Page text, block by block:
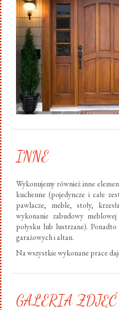
INNE
Wykonujemy również inne
kuchenne (pojedyncze i całe
pawlacze, meble, stoły,
wykonanie zabudowy
połysku lub lustrzane).
garażowych i altan.
Na wszystkie wykonane prace
GALERIA ZDJĘĆ
.